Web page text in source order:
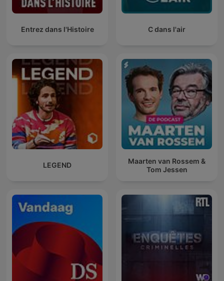
Entrez dans l'Histoire C dans l'air
LEGEND
Maarten van Rossem &
Tom Jessen